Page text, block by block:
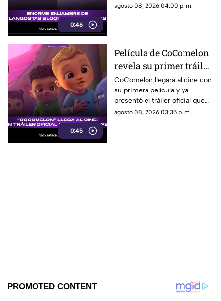
0:46
conductores y usuarios que
agosto 08, 2026 04:00 p. m.
0:45
Película de CoComelon
revela su primer tráiler
oficial y emociona a sus
pequeños fans
CoComelon llegará al cine con
su primera película y ya
presentó el tráiler oficial que
sorprendió a sus seguidores.
agosto 08, 2026 03:35 p. m.